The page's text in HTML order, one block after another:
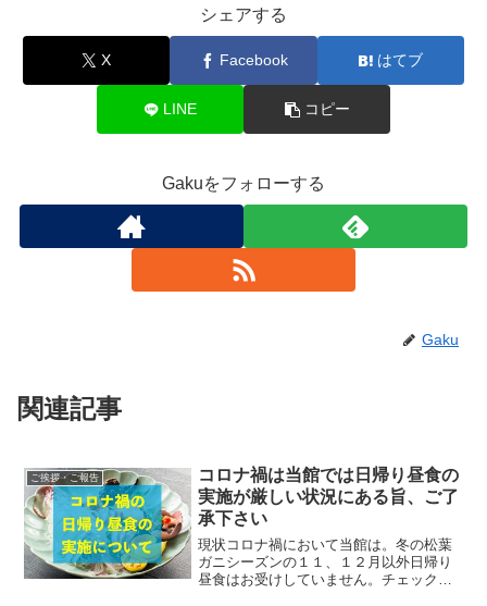
シェアする
X Facebook はてブ
LINE コピー
Gakuをフォローする
Gaku
関連記事
ご挨拶・ご報告
コロナ禍は当館では日帰り昼食の
実施が厳しい状況にある旨、ご了
承下さい
現状コロナ禍において当館は。冬の松葉
ガニシーズンの１１、１２月以外日帰り
昼食はお受けしていません。チェックア